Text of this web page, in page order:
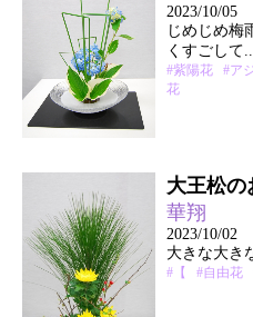
2023/10/05
じめじめ梅
くすごして
#紫陽花 #ア
花
大王松の
華翔
2023/10/02
大きな大き
#【 #自由花